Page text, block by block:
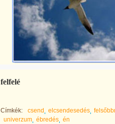
felfelé
Címkék: csend elcsendesedés
univerzum ébredés én